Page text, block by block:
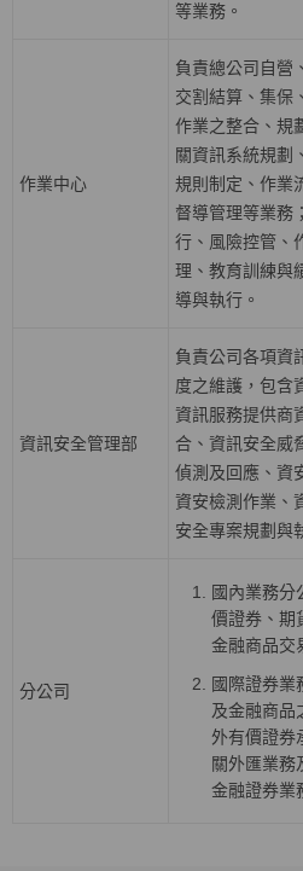
等業務。
作業中心
負責總公司自營
交割結算、集保
作業之整合、規
關資訊系統規劃
規則制定、作業
督導管理等業務
行、風險控管、
理、教育訓練與
導與執行。
資訊安全管理部
負責公司各項資
度之維護，包含
資訊服務提供商
合、資訊安全威
偵測及回應、資
資安檢測作業、
安全專案規劃與
分公司
國內業務分
價證券、期
金融商品交
國際證券業
及金融商品
外有價證券
關外匯業務
金融證券業